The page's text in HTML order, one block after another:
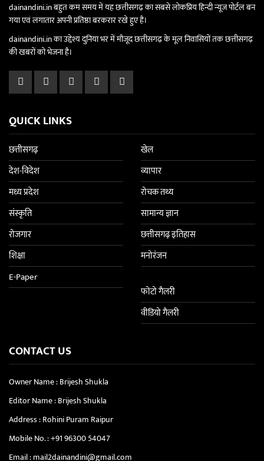
dainandini.in बहुत कम समय में यह छत्तीसगढ़ का सबसे लोकप्रिय हिन्दी न्यूज पोर्टल बन
गया एवं लगातार अपनी प्रतिष्ठा बरकरार रखे हुए है।
dainandini.in का उद्देश्य दुनिया भर में मौजूद छत्तीसगढ़ के मूल निवासियों तक छत्तीसगढ़
की खबरों को भेजना है।
QUICK LINKS
छत्तीसगढ़
देश-विदेश
मध्य प्रदेश
संस्कृति
रोजगार
शिक्षा
E-Paper
खेल
व्यापार
रोचक तथ्य
सामान्य ज्ञान
छत्तीसगढ़ इतिहास
मनोरंजन
फोटो गैलरी
वीडियो गैलरी
CONTACT US
Owner Name : Brijesh Shukla
Editor Name : Brijesh Shukla
Address : Rohini Puram Raipur
Mobile No. :+91 96300 54047
Email :mail2dainandini@gmail.com